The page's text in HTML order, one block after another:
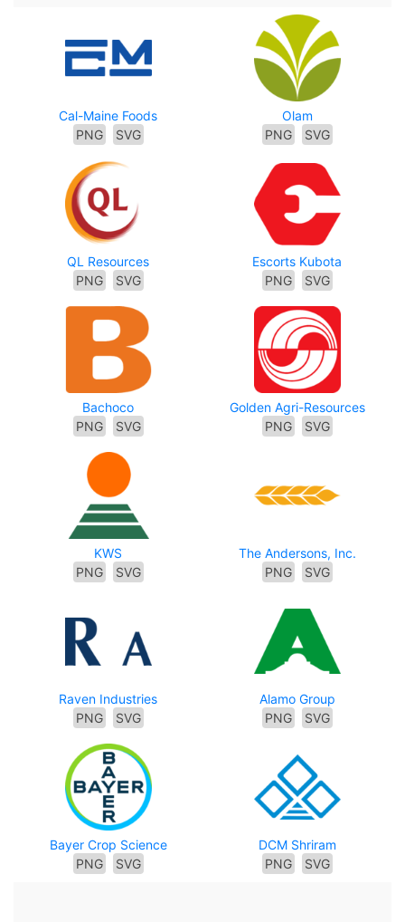
Cal-Maine Foods
PNG
SVG
Olam
PNG
SVG
QL Resources
PNG
SVG
Escorts Kubota
PNG
SVG
Bachoco
PNG
SVG
Golden Agri-Resources
PNG
SVG
KWS
PNG
SVG
The Andersons, Inc.
PNG
SVG
Raven Industries
PNG
SVG
Alamo Group
PNG
SVG
Bayer Crop Science
PNG
SVG
DCM Shriram
PNG
SVG